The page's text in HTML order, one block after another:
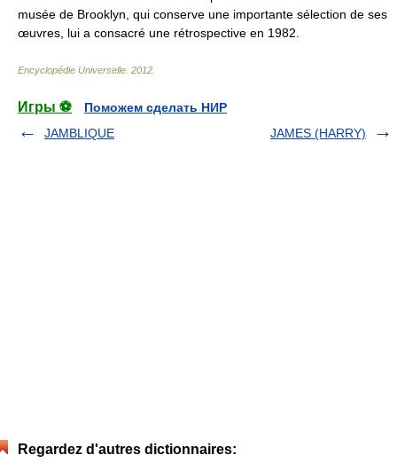
musée de Brooklyn, qui conserve une importante sélection de ses
œuvres, lui a consacré une rétrospective en 1982.
Encyclopédie Universelle 2012
Игры ⚽
Поможем сделать НИР
JAMBLIQUE
JAMES (HARRY)
Regardez d'autres dictionnaires: